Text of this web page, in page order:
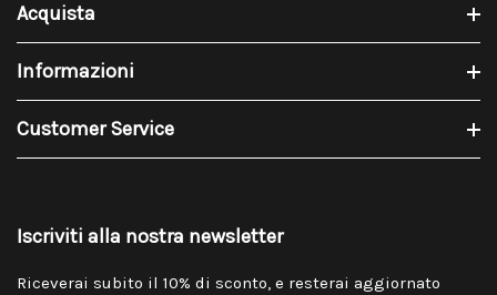
Acquista
Informazioni
Customer Service
Iscriviti alla nostra newsletter
Riceverai subito il 10% di sconto, e resterai aggiornato